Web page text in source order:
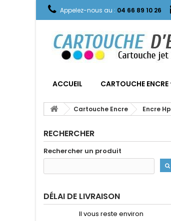
Appelez-nous au : 04 66 89 10 26
ACCUEIL CARTOUCHE ENCRE
Cartouche Encre Encre Hp
RECHERCHER
Rechercher un produit
DÉLAI DE LIVRAISON
Il vous reste environ